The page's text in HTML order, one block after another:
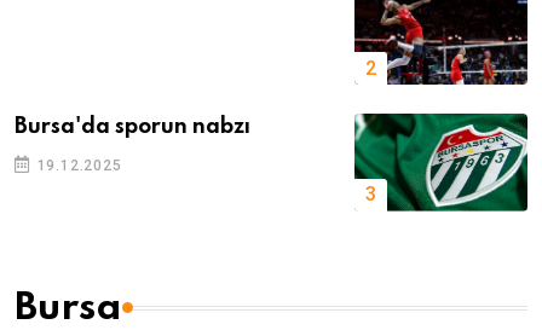
Bursa'da sporun nabzı
19.12.2025
Bursa